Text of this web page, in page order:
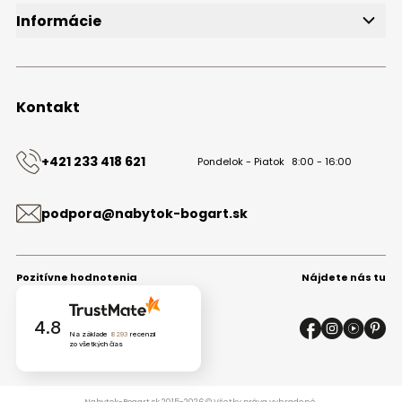
Informácie
Obchodné podmienky
Kontakt
Kontakt
+421 233 418 621 Pondelok - Piatok 8:00 - 16:00
podpora@nabytok-bogart.sk
Pozitívne hodnotenia
4.8 Na základe 8293 recenzií
zo všetkých čias
Nájdete nás tu